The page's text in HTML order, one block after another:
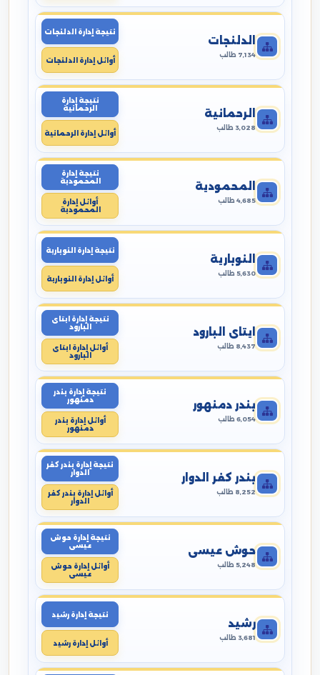
الدلنجات
7,134 طالب
نتيجة إدارة الدلنجات
أوائل إدارة الدلنجات
الرحمانية
3,028 طالب
نتيجة إدارة
الرحمانية
أوائل إدارة الرحمانية
المحمودية
4,685 طالب
نتيجة إدارة
المحمودية
أوائل إدارة
المحمودية
النوبارية
5,630 طالب
نتيجة إدارة النوبارية
أوائل إدارة النوبارية
ايتاى البارود
8,437 طالب
نتيجة إدارة ايتاى
البارود
أوائل إدارة ايتاى
البارود
بندر دمنهور
6,054 طالب
نتيجة إدارة بندر
دمنهور
أوائل إدارة بندر
دمنهور
بندر كفر الدوار
8,252 طالب
نتيجة إدارة بندر كفر
الدوار
أوائل إدارة بندر كفر
الدوار
حوش عيسى
5,248 طالب
نتيجة إدارة حوش
عيسى
أوائل إدارة حوش
عيسى
رشيد
3,681 طالب
نتيجة إدارة رشيد
أوائل إدارة رشيد